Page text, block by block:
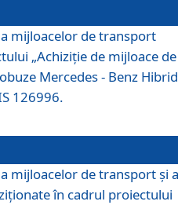
mijloacelor de transport
„Achiziţie de mijloace de
Mercedes - Benz Hibrid
126996.
mijloacelor de transport și a
în cadrul proiectului